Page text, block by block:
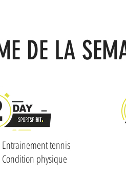
DE LA
tennis
physique